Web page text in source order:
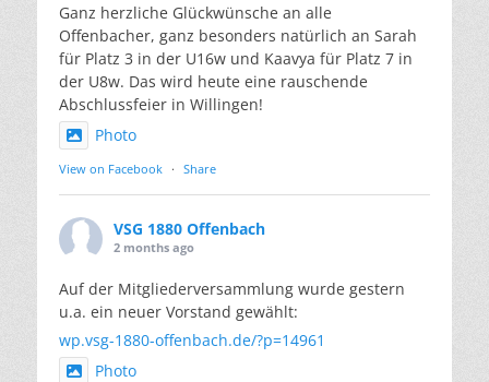
Ganz herzliche Glückwünsche an alle
Offenbacher, ganz besonders natürlich an Sarah
für Platz 3 in der U16w und Kaavya für Platz 7 in
der U8w. Das wird heute eine rauschende
Abschlussfeier in Willingen!
Photo
View on Facebook · Share
VSG 1880 Offenbach
2 months ago
Auf der Mitgliederversammlung wurde gestern
u.a. ein neuer Vorstand gewählt:
wp.vsg-1880-offenbach.de/?p=14961
Photo